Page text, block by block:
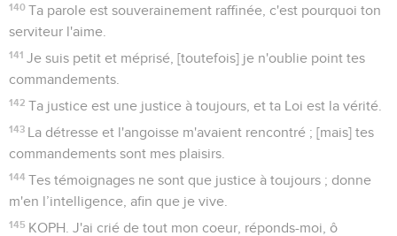
140 Ta parole est souverainement raffinée, c'est pourquoi ton
serviteur l'aime.
141 Je suis petit et méprisé, [toutefois] je n'oublie point tes
commandements.
142 Ta justice est une justice à toujours, et ta Loi est la vérité.
143 La détresse et l'angoisse m'avaient rencontré ; [mais] tes
commandements sont mes plaisirs.
144 Tes témoignages ne sont que justice à toujours ; donne
m'en l’intelligence, afin que je vive.
145 KOPH. J'ai crié de tout mon coeur, réponds-moi, ô